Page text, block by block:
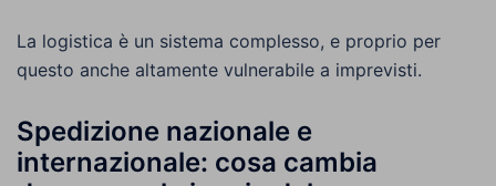
La logistica è un sistema complesso, e proprio per
questo anche altamente vulnerabile a imprevisti.
Spedizione nazionale e
internazionale: cosa cambia